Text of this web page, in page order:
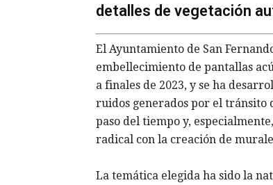
detalles de vegetación
El Ayuntamiento de San
embellecimiento de pantallas
a finales de 2023, y se ha
ruidos generados por el tránsito
paso del tiempo y,
radical con la creación de
La temática elegida ha sido la